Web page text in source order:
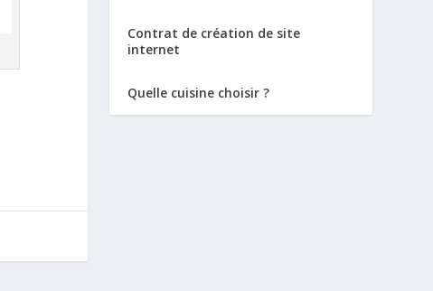
Contrat de création de site
internet
Quelle cuisine choisir ?